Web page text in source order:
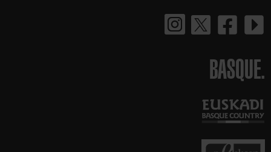
BASQUE.